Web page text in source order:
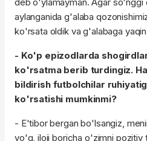
deb o'ylamayman. Agar so'nggi
aylanganida g'alaba
ko'rsata oldik va g'alabaga
- Ko'p epizodlarda
ko'rsatma berib turdingiz.
bildirish futbolchilar
ko'rsatishi mumkinmi?
- E'tibor bergan bo'lsangiz,
yo'q, iloji boricha o'zimni pozitiv